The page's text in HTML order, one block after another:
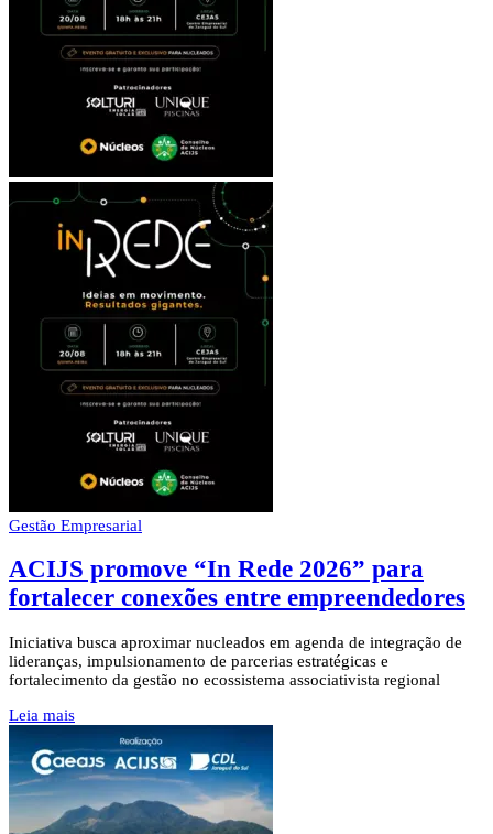
Gestão Empresarial
ACIJS promove “In Rede 2026” para
fortalecer conexões entre empreendedores
Iniciativa busca aproximar nucleados em agenda de integração de
lideranças, impulsionamento de parcerias estratégicas e
fortalecimento da gestão no ecossistema associativista regional
Leia mais